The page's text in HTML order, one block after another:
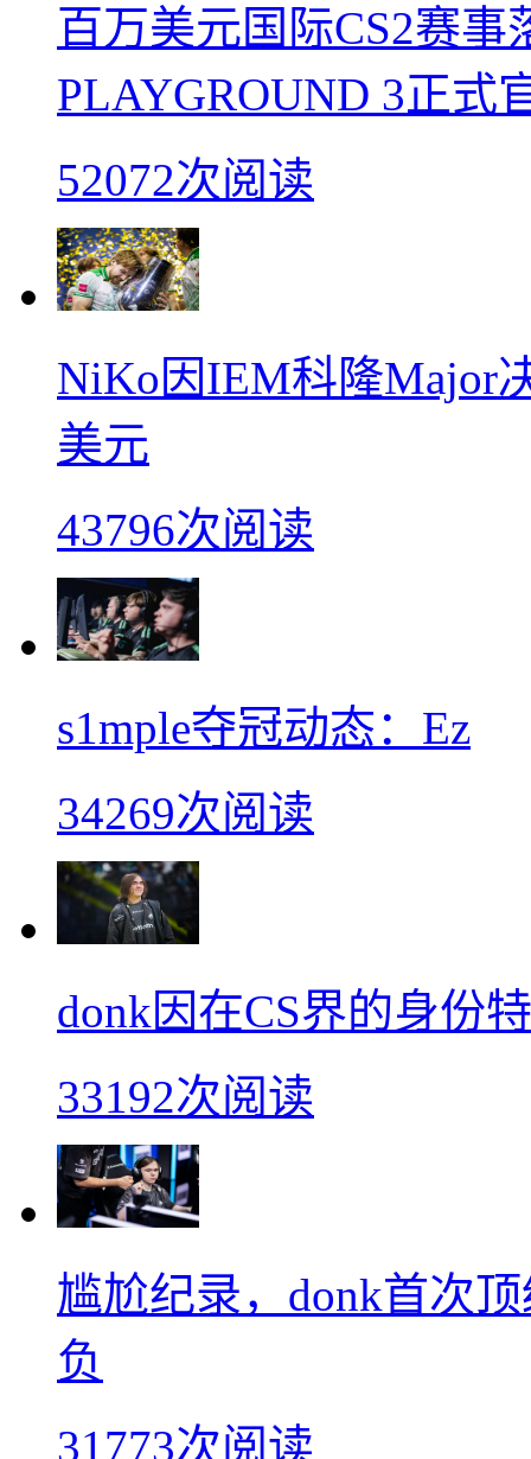
百万美元国际CS2赛事
PLAYGROUND 3正式
52072次阅读
NiKo因IEM科隆Major
美元
43796次阅读
s1mple夺冠动态：Ez
34269次阅读
donk因在CS界的身份
33192次阅读
尴尬纪录，donk首次
负
31773次阅读